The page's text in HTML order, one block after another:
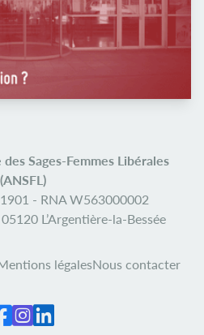
Sages-Femmes Libérales
(ANSFL)
- RNA W563000002
05120 L’Argentière-la-Bessée
légalesNous contacter